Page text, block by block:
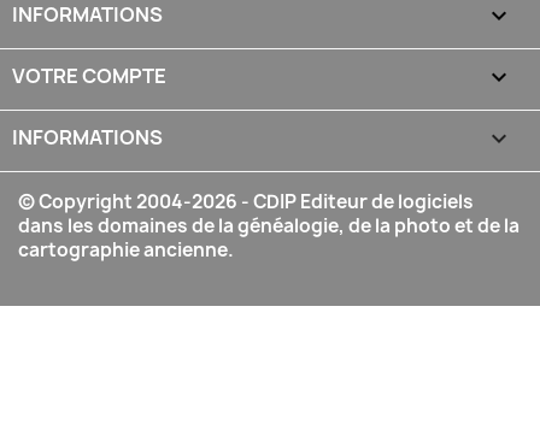
INFORMATIONS 
VOTRE COMPTE 
INFORMATIONS keyboard_arrow_down
© Copyright 2004-2026 - CDIP Editeur de logiciels
dans les domaines de la généalogie, de la photo et de la
cartographie ancienne.